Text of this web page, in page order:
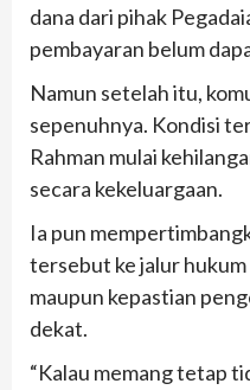
dana dari pihak
pembayaran belum
Namun setelah itu,
sepenuhnya. Kondisi
Rahman mulai
secara kekeluargaan.
Ia pun
tersebut ke jalur
maupun kepastian
dekat.
“Kalau memang tetap